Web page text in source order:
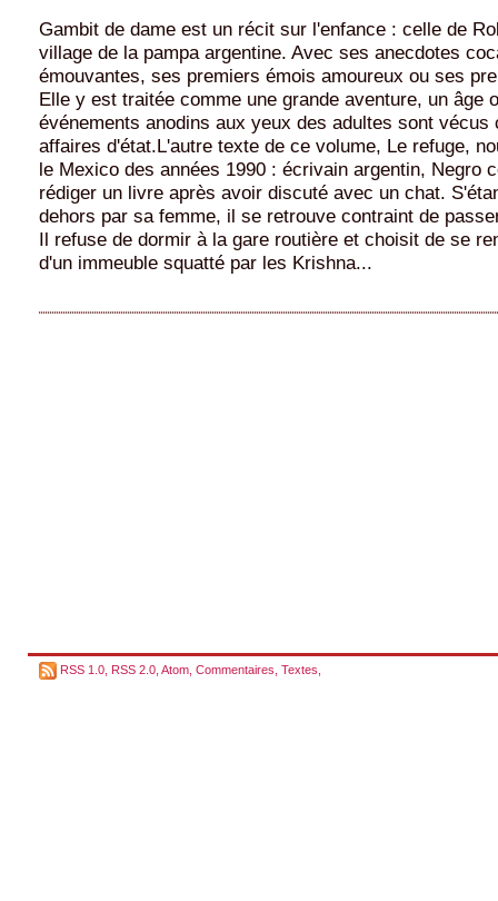
Gambit de dame est un récit sur l'enfance : celle de
village de la pampa argentine. Avec ses anecdotes
émouvantes, ses premiers émois amoureux ou ses
Elle y est traitée comme une grande aventure, un âge
événements anodins aux yeux des adultes sont vécus
affaires d'état.L'autre texte de ce volume, Le refuge,
le Mexico des années 1990 : écrivain argentin, Negro
rédiger un livre après avoir discuté avec un chat.
dehors par sa femme, il se retrouve contraint de
Il refuse de dormir à la gare routière et choisit de se
d'un immeuble squatté par les Krishna...
RSS 1.0 RSS 2.0 Atom Commentaires Textes